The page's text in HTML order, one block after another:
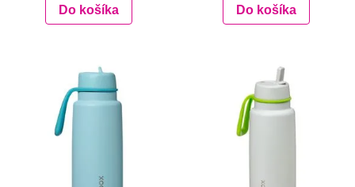
Do košíka Do košíka